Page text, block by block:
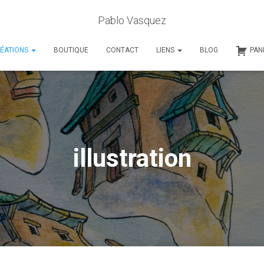
Pablo Vasquez
BOUTIQUE CONTACT LIENS BLOG
illustration